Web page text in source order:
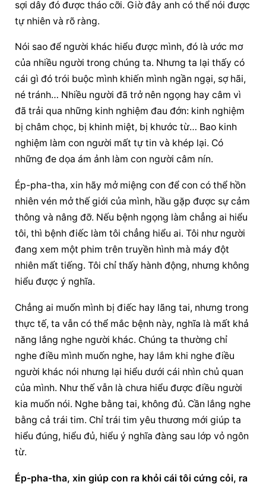
sợi dây đó được tháo cỡi. Giờ đây anh có thể nói được
tự nhiên và rõ ràng.
Nói sao để người khác hiểu được mình, đó là ước mơ
của nhiều người trong chúng ta. Nhưng ta lại thấy có
cái gì đó trói buộc mình khiến mình ngần ngại, sợ hãi,
né tránh… Nhiều người đã trở nên ngọng hay câm vì
đã trải qua những kinh nghiệm đau đớn: kinh nghiệm
bị châm chọc, bị khinh miệt, bị khước từ… Bao kinh
nghiệm làm con người mất tự tin và khép lại. Có
những đe dọa ám ảnh làm con người câm nín.
Ép-pha-tha, xin hãy mở miệng con để con có thể hồn
nhiên vén mở thế giới của mình, hầu gặp được sự cảm
thông và nâng đỡ. Nếu bệnh ngọng làm chẳng ai hiểu
tôi, thì bệnh điếc làm tôi chẳng hiểu ai. Tôi như người
đang xem một phim trên truyền hình mà máy đột
nhiên mất tiếng. Tôi chỉ thấy hành động, nhưng không
hiểu được ý nghĩa.
Chẳng ai muốn mình bị điếc hay lãng tai, nhưng trong
thực tế, ta vẫn có thể mắc bệnh này, nghĩa là mất khả
năng lắng nghe người khác. Chúng ta thường chỉ
nghe điều mình muốn nghe, hay lắm khi nghe điều
người khác nói nhưng lại hiểu dưới cái nhìn chủ quan
của mình. Như thế vẫn là chưa hiểu được điều người
kia muốn nói. Nghe bằng tai, không đủ. Cần lắng nghe
bằng cả trái tim. Chỉ trái tim yêu thương mới giúp ta
hiểu đúng, hiểu đủ, hiểu ý nghĩa đàng sau lớp vỏ ngôn
từ.
Ép-pha-tha, xin giúp con ra khỏi cái tôi cứng cỏi, ra